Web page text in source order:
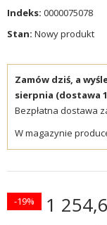
Indeks: 0000075078
Stan: Nowy produkt
Zamów dziś, a
sierpnia (dostawa
Bezpłatna dostawa
W magazynie
1
-19%